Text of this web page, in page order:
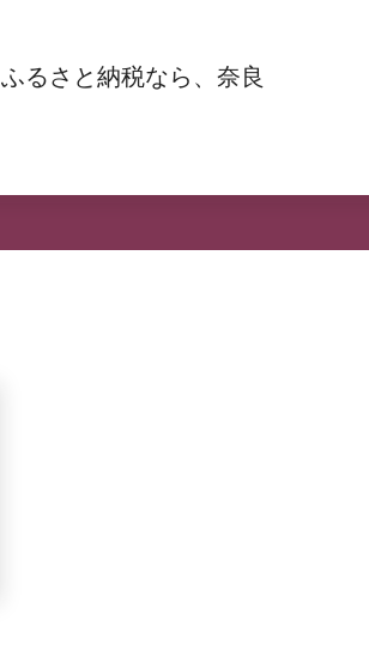
ふるさと納税なら、奈良